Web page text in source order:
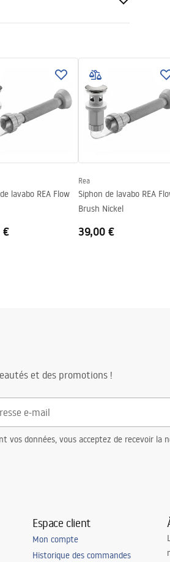
_5.pdf
lavabo REA Flow
€
Rea
Siphon de lavabo REA
Brush Nickel
39,00 €
et des promotions !
vos données, vous acceptez de recevoir la
Espace client
Mon compte
Historique des commandes